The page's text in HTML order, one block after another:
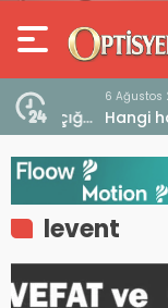
6 Ağustos 2026 -
Hangi
levent